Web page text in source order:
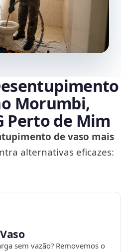
Morumbi,
Perto de Mim
de vaso mais
alternativas eficazes:
sem vazão? Removemos o